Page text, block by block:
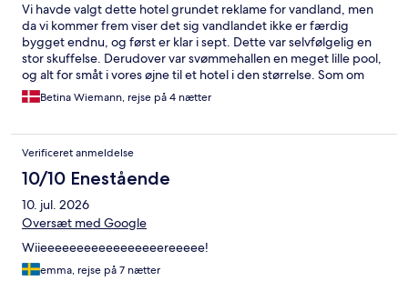
Vi havde valgt dette hotel grundet reklame for vandland, men
da vi kommer frem viser det sig vandlandet ikke er færdig
bygget endnu, og først er klar i sept. Dette var selvfølgelig en
stor skuffelse. Derudover var svømmehallen en meget lille pool,
og alt for småt i vores øjne til et hotel i den størrelse. Som om
der generelt var for mange mennesker ift. hvad fælles
faciliteterne kunne bære. Man kunne slet ikke være i poolen, da
man ikke skal ramme hinanden i vandet. Og det er nok for højt
sat. Vi havde tilkøbt morgenmad. Her var akustikken forfærdelig
ift. de mange mennesker. Der var utrolig meget larm, og slet
ikke afslappende som ferie. Børn i alle aldre forsynede sig i
morgenmadsbuffetten, hvilket ikke er særlig hygiejnisk. Æg og
bacon var slet ikke ordentlig tilberedt og meget uappetitlig,
tilgængeligt i fælles områder og på værelserne. Tv’et på
værelset virkede heller ikke. Et pænt hotel og tydeligt det var
Betina Wiemann, rejse på 4 nætter
Verificeret anmeldelse
10/10 Enestående
10. jul. 2026
Oversæt med Google
Wiieeeeeeeeeeeeeeeeereeeee!
emma, rejse på 7 nætter